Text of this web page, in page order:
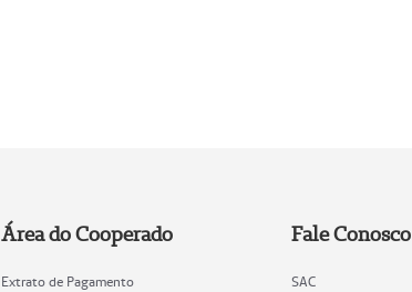
Área do Cooperado
Extrato de Pagamento
Fale Conosco
SAC